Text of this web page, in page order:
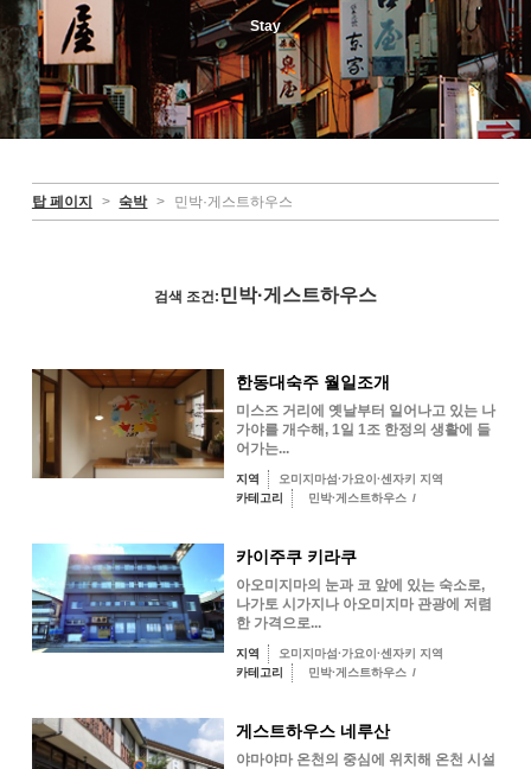
탑 페이지 > 숙박 > 민박·게스트하우스
Stay
검색 조건: 민박·게스트하우스
한동대숙주 월일조개
미스즈 거리에 옛날부터 일어나고 있는 나
가야를 개수해, 1일 1조 한정의 생활에 들
어가는...
지역
오미지마섬·가요이·센자키 지역
카테고리
민박·게스트하우스 /
카이주쿠 키라쿠
아오미지마의 눈과 코 앞에 있는 숙소로,
나가토 시가지나 아오미지마 관광에 저렴
한 가격으로...
지역
오미지마섬·가요이·센자키 지역
카테고리
민박·게스트하우스 /
게스트하우스 네루산
야마야마 온천의 중심에 위치해 온천 시설